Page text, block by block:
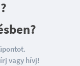
vagy hívj!